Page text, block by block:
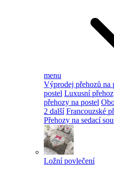
menu
Výprodej přehozů na
postel Luxusní
přehozy na postel
2 další Francouzské
Přehozy na sedací
Ložní povlečení